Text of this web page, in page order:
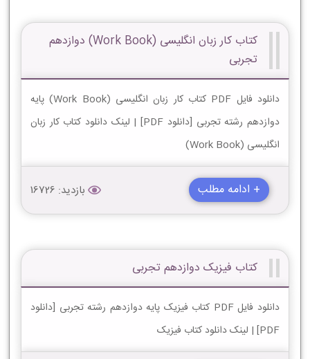
کتاب کار زبان انگلیسی (Work Book) دوازدهم
تجربی
دانلود فایل PDF کتاب کار زبان انگلیسی (Work Book) پایه
دوازدهم رشته تجربی [دانلود PDF] | لینک دانلود کتاب کار زبان
انگلیسی (Work Book)
+ ادامه مطلب بازدید: 16726
کتاب فیزیک دوازدهم تجربی
دانلود فایل PDF کتاب فیزیک پایه دوازدهم رشته تجربی [دانلود
PDF] | لینک دانلود کتاب فیزیک